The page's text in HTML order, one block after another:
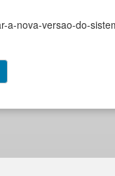
a-nova-versao-do-